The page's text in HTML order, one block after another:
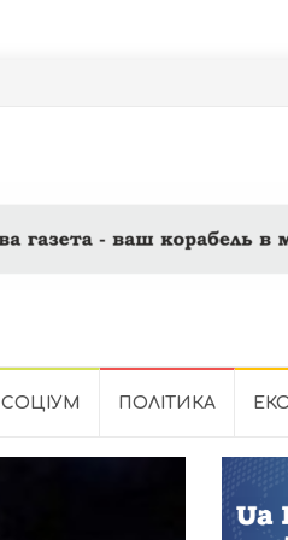
СОЦІУМ ПОЛІТИКА